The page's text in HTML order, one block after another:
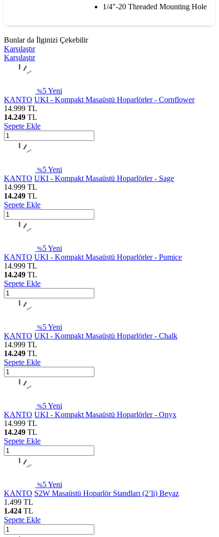
1/4″-20 Threaded Mounting Hole
Bunlar da İlginizi Çekebilir
Karşılaştır
Karşılaştır
%5Yeni
KANTO UKI - Kompakt Masaüstü Hoparlörler - Cornflower
14.999 TL
14.249 TL
Sepete Ekle
%5Yeni
KANTO UKI - Kompakt Masaüstü Hoparlörler - Sage
14.999 TL
14.249 TL
Sepete Ekle
%5Yeni
KANTO UKI - Kompakt Masaüstü Hoparlörler - Pumice
14.999 TL
14.249 TL
Sepete Ekle
%5Yeni
KANTO UKI - Kompakt Masaüstü Hoparlörler - Chalk
14.999 TL
14.249 TL
Sepete Ekle
%5Yeni
KANTO UKI - Kompakt Masaüstü Hoparlörler - Onyx
14.999 TL
14.249 TL
Sepete Ekle
%5Yeni
KANTO S2W Masaüstü Hoparlör Standları (2’li) Beyaz
1.499 TL
1.424 TL
Sepete Ekle